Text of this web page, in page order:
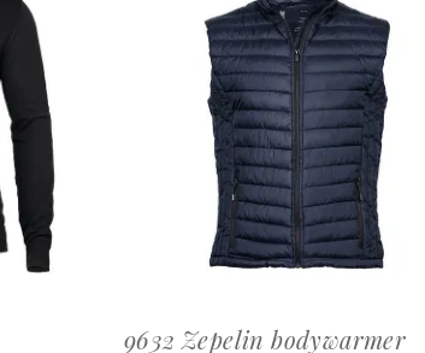
OFFERTEAANVRAAG
9632 Zepelin bodywarmer